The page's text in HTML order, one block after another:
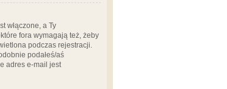
włączone, a Ty
fora wymagają też, żeby
podczas rejestracji.
podałeś/aś
adres e-mail jest